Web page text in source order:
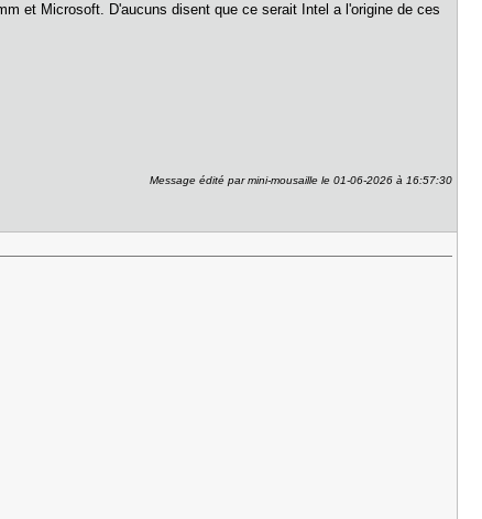
et Microsoft. D'aucuns disent que ce serait Intel a l'origine de ces
Message édité par mini-mousaille le 01-06-2026 à 16:57:30